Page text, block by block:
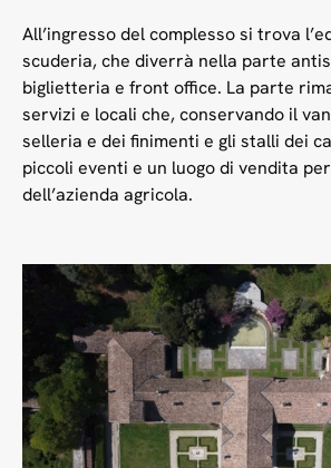
All’ingresso del complesso si trova
scuderia, che diverrà nella parte
biglietteria e front office. La parte
servizi e locali che, conservando il
selleria e dei finimenti e gli stalli dei
piccoli eventi e un luogo di vendita
dell’azienda agricola.